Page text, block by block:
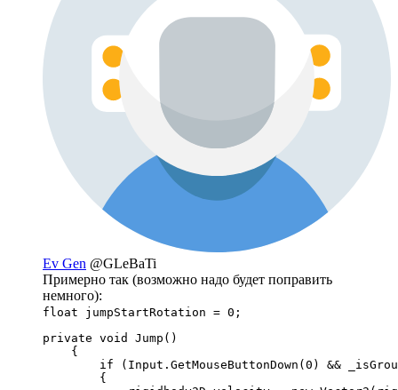
Ev Gen @GLeBaTi
Примерно так (возможно надо будет поправить
немного):
float jumpStartRotation = 0;
private void Jump()
    {
if (Input.GetMouseButtonDown(0) &&
        {